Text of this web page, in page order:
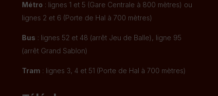
Métro : lignes 1 et 5 (Gare Centrale à 800 mètres) ou
lignes 2 et 6 (Porte de Hal à 700 mètres)
Bus : lignes 52 et 48 (arrêt Jeu de Balle), ligne 95
(arrêt Grand Sablon)
Tram : lignes 3, 4 et 51 (Porte de Hal à 700 mètres)